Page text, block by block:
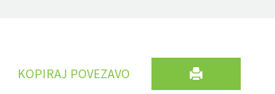
KOPIRAJ POVEZAVO